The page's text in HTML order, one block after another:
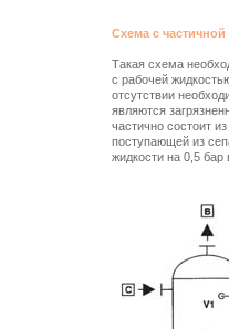
Схема с
Такая схема
с рабочей
отсутствии
являются
частично состоит
поступающей из
жидкости на 0,5